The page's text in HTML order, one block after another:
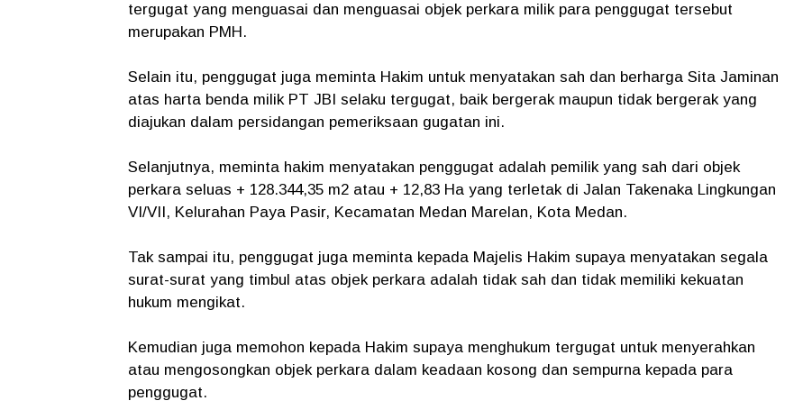
tergugat yang menguasai dan menguasai objek perkara milik para penggugat tersebut
merupakan PMH.
Selain itu, penggugat juga meminta Hakim untuk menyatakan sah dan berharga Sita Jaminan
atas harta benda milik PT JBI selaku tergugat, baik bergerak maupun tidak bergerak yang
diajukan dalam persidangan pemeriksaan gugatan ini.
Selanjutnya, meminta hakim menyatakan penggugat adalah pemilik yang sah dari objek
perkara seluas + 128.344,35 m2 atau + 12,83 Ha yang terletak di Jalan Takenaka Lingkungan
VI/VII, Kelurahan Paya Pasir, Kecamatan Medan Marelan, Kota Medan.
Tak sampai itu, penggugat juga meminta kepada Majelis Hakim supaya menyatakan segala
surat-surat yang timbul atas objek perkara adalah tidak sah dan tidak memiliki kekuatan
hukum mengikat.
Kemudian juga memohon kepada Hakim supaya menghukum tergugat untuk menyerahkan
atau mengosongkan objek perkara dalam keadaan kosong dan sempurna kepada para
penggugat.